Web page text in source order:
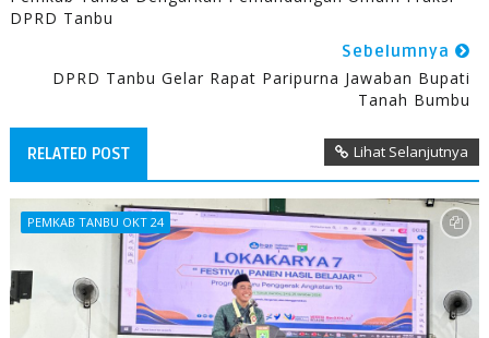
DPRD Tanbu
Sebelumnya
DPRD Tanbu Gelar Rapat Paripurna Jawaban Bupati
Tanah Bumbu
RELATED POST Lihat Selanjutnya
PEMKAB TANBU OKT 24